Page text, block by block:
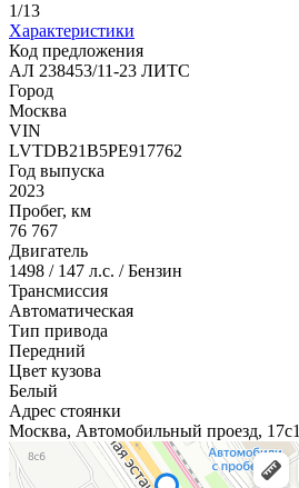
1/13
Характеристики
Код предложения
АЛ 238453/11-23 ЛИТС
Город
Москва
VIN
LVTDB21B5PE917762
Год выпуска
2023
Пробег, км
76 767
Двигатель
1498 / 147 л.с. / Бензин
Трансмиссия
Автоматическая
Тип привода
Передний
Цвет кузова
Белый
Адрес стоянки
Москва, Автомобильный проезд, 17с1